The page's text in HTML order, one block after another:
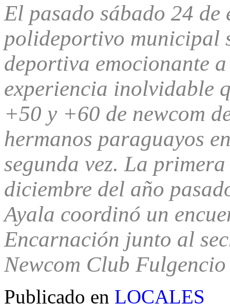
El pasado sábado 24 de
polideportivo municipal
deportiva emocionante
experiencia inolvidable
+50 y +60 de newcom
hermanos paraguayos
segunda vez. La
diciembre del año
Ayala coordinó un
Encarnación junto al
Newcom Club
Publicado en LOCALES